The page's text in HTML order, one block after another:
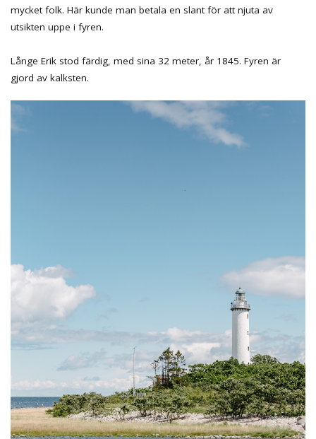
mycket folk. Här kunde man betala en slant för att njuta av
utsikten uppe i fyren.
Långe Erik stod färdig, med sina 32 meter, år 1845. Fyren är
gjord av kalksten.